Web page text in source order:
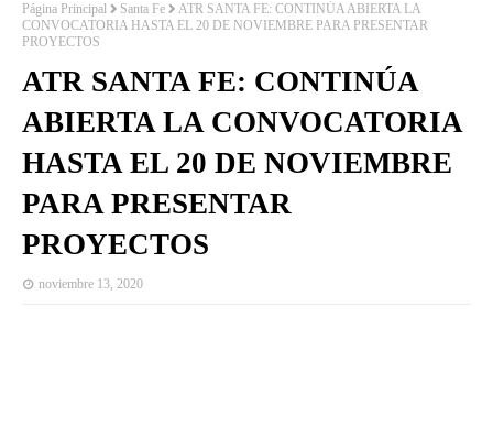
Página Principal Santa Fe
ATR SANTA FE: CONTINÚA ABIERTA LA
CONVOCATORIA HASTA EL 20 DE NOVIEMBRE PARA PRESENTAR
PROYECTOS
ATR SANTA FE: CONTINÚA
ABIERTA LA CONVOCATORIA
HASTA EL 20 DE NOVIEMBRE
PARA PRESENTAR
PROYECTOS
noviembre 13, 2020